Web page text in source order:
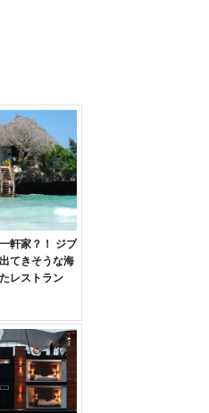
軒家？！ ジブ
てきそうな海
レストラン